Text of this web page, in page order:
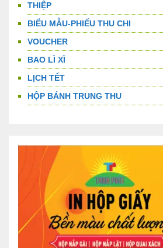
THIỆP
BIỂU MẪU-PHIẾU THU CHI
VOUCHER
BAO LÌ XÌ
LỊCH TẾT
HỘP BÁNH TRUNG THU